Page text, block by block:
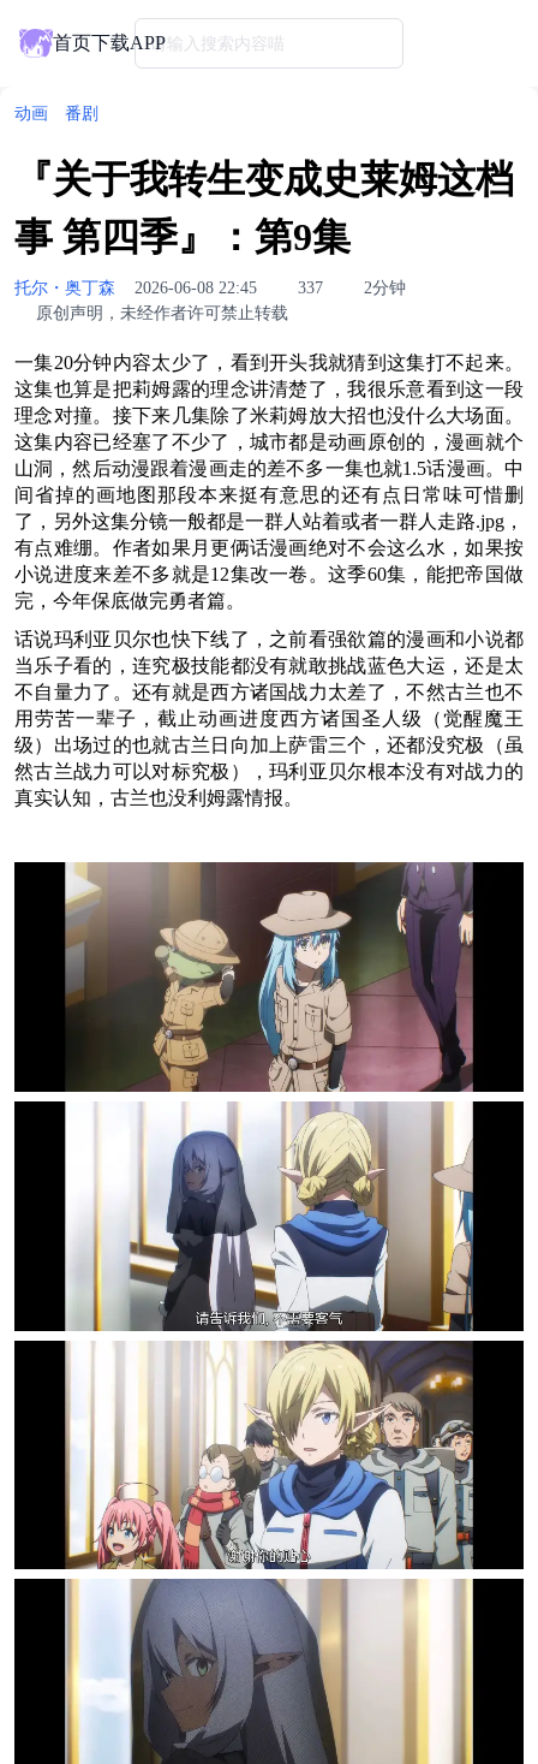
首页下载APP请输入搜索内容喵
动画 番剧
『关于我转生变成史莱姆这档
事 第四季』：第9集
托尔・奥丁森 2026-06-08 22:45 337
2分钟
原创声明，未经作者许可禁止转载
一集20分钟内容太少了，看到开头我就猜到这集打不起来。
这集也算是把莉姆露的理念讲清楚了，我很乐意看到这一段
理念对撞。接下来几集除了米莉姆放大招也没什么大场面。
这集内容已经塞了不少了，城市都是动画原创的，漫画就个
山洞，然后动漫跟着漫画走的差不多一集也就1.5话漫画。中
间省掉的画地图那段本来挺有意思的还有点日常味可惜删
了，另外这集分镜一般都是一群人站着或者一群人走路.jpg，
有点难绷。作者如果月更俩话漫画绝对不会这么水，如果按
小说进度来差不多就是12集改一卷。这季60集，能把帝国做
完，今年保底做完勇者篇。
话说玛利亚贝尔也快下线了，之前看强欲篇的漫画和小说都
当乐子看的，连究极技能都没有就敢挑战蓝色大运，还是太
不自量力了。还有就是西方诸国战力太差了，不然古兰也不
用劳苦一辈子，截止动画进度西方诸国圣人级（觉醒魔王
级）出场过的也就古兰日向加上萨雷三个，还都没究极（虽
然古兰战力可以对标究极），玛利亚贝尔根本没有对战力的
真实认知，古兰也没利姆露情报。